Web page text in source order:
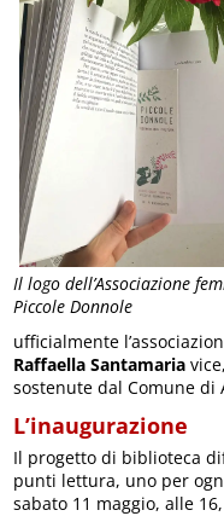
Il logo dell’Associazione
Piccole Donnole
ufficialmente
Raffaella Santamaria
sostenute dal Comune di
L’inaugurazione
Il progetto di biblioteca
punti lettura, uno per
sabato 11 maggio, alle